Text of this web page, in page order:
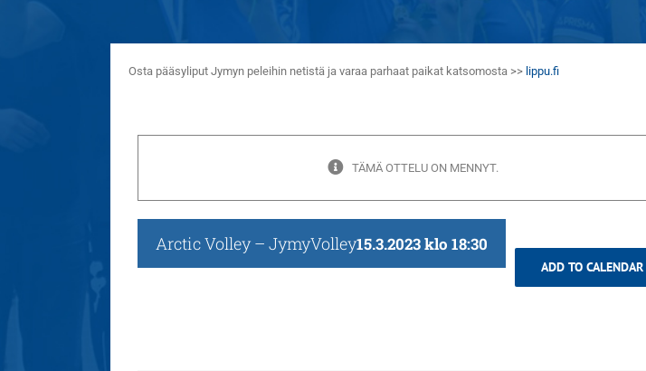
Osta pääsyliput Jymyn peleihin netistä ja varaa parhaat paikat katsomosta >> lippu.fi
TÄMÄ OTTELU ON MENNYT.
Arctic Volley – JymyVolley15.3.2023 klo 18:30
ADD TO CALENDAR